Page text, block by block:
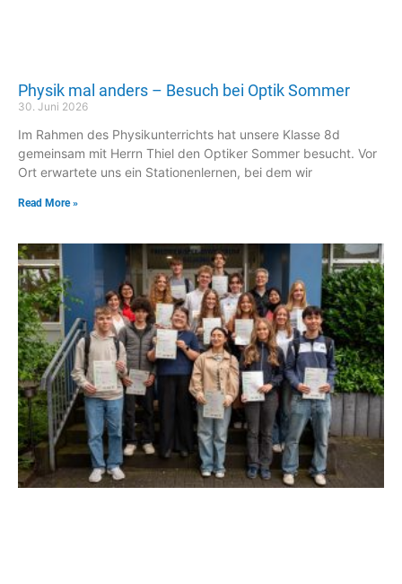
Physik mal anders – Besuch bei Optik Sommer
30. Juni 2026
Im Rahmen des Physikunterrichts hat unsere Klasse 8d
gemeinsam mit Herrn Thiel den Optiker Sommer besucht. Vor
Ort erwartete uns ein Stationenlernen, bei dem wir
Read More »